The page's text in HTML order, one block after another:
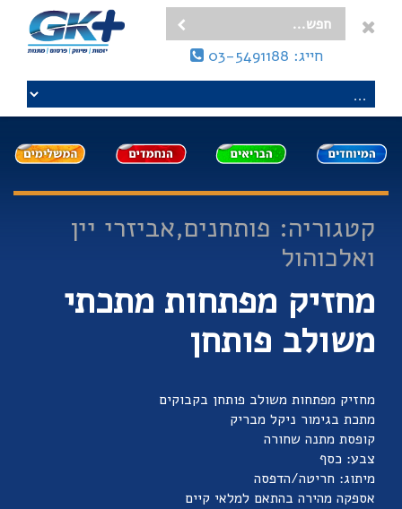
חייג: 03-5491188
קטגוריה: פותחנים,אביזרי יין
ואלכוהול
מחזיק מפתחות מתכתי
משולב פותחן
מחזיק מפתחות משולב פותחן בקבוקים
מתכת בגימור ניקל מבריק
קופסת מתנה שחורה
צבע: כסף
מיתוג: חריטה/הדפסה
אספקה מהירה בהתאם למלאי קיים